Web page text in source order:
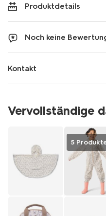
Produktdetails
Noch keine
Kontakt
Vervollständige
5